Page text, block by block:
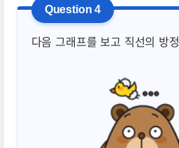
다음 그래프를 보고 직선의 방